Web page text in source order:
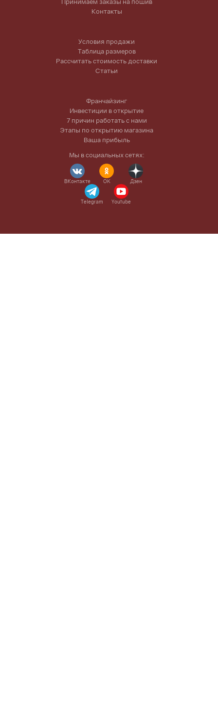
Контакты
Условия продажи
Таблица размеров
Рассчитать стоимость доставки
Статьи
Франчайзинг
Инвестиции в открытие
7 причин работать с нами
Этапы по открытию магазина
Ваша прибыль
Мы в социальных сетях:
ВКонтакте OK Дзен
Telegram Youtube